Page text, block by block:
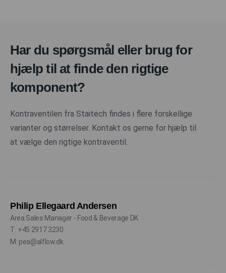
Har du spørgsmål eller brug for
hjælp til at finde den rigtige
komponent?
Kontraventilen fra Staitech findes i flere forskellige
varianter og størrelser. Kontakt os gerne for hjælp til
at vælge den rigtige kontraventil.
Philip Ellegaard Andersen
Area Sales Manager - Food & Beverage DK
T: +45 2917 3230
M: pea@alflow.dk